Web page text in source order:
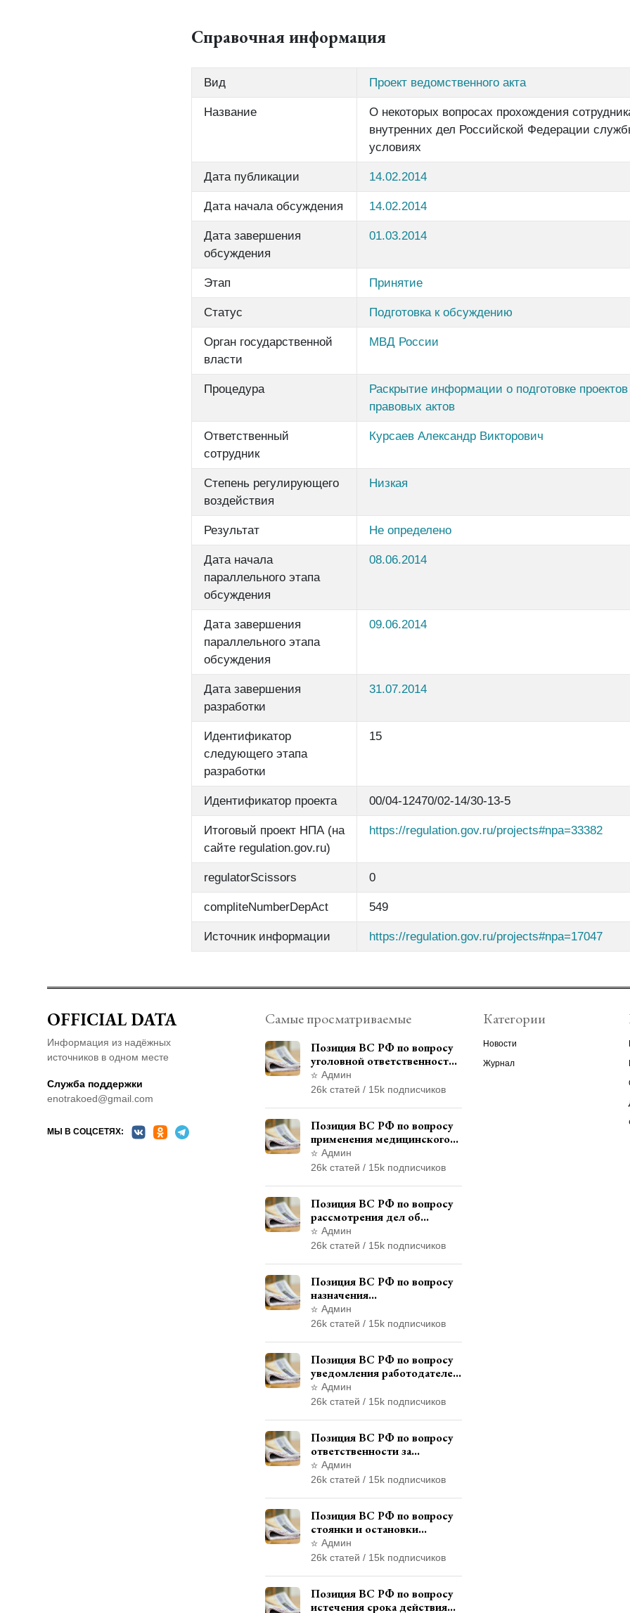
Справочная информация
Вид Проект ведомственного акта
Название
О некоторых вопросах прохождения
внутренних дел Российской Федерации
условиях
Дата публикации 14.02.2014
Дата начала обсуждения 14.02.2014
Дата завершения
обсуждения
01.03.2014
Этап Принятие
Статус Подготовка к обсуждению
Орган государственной
власти
МВД России
Процедура
Раскрытие информации о подготовке
правовых актов
Ответственный
сотрудник
Курсаев Александр Викторович
Степень регулирующего
воздействия
Низкая
Результат Не определено
Дата начала
параллельного этапа
обсуждения
08.06.2014
Дата завершения
параллельного этапа
обсуждения
09.06.2014
Дата завершения
разработки
31.07.2014
Идентификатор
следующего этапа
разработки
15
Идентификатор проекта 00/04-12470/02-14/30-13-5
Итоговый проект НПА (на
сайте regulation.gov.ru)
https://regulation.gov.ru/projects#npa=33382
regulatorScissors 0
compliteNumberDepAct 549
Источник информации https://regulation.gov.ru/projects#npa=17047
OFFICIAL DATA
Информация из надёжных
источников в одном месте
Служба поддержки
enotrakoed@gmail.com
МЫ В СОЦСЕТЯХ:
Самые просматриваемые
Позиция ВС РФ по вопросу
уголовной ответственности
за участие в
террористической
Админ
26k статей / 15k подписчиков
Позиция ВС РФ по вопросу
применения медицинского
освидетельствования
военнослужащих при
Админ
26k статей / 15k подписчиков
Позиция ВС РФ по вопросу
рассмотрения дел об
административных
правонарушениях по месту
ответственности
Админ
26k статей / 15k подписчиков
Позиция ВС РФ по вопросу
назначения
административного
наказания в виде лишения
Админ
26k статей / 15k подписчиков
Позиция ВС РФ по вопросу
уведомления работодателем
о заключении трудового
договора с бывшим
Админ
26k статей / 15k подписчиков
Позиция ВС РФ по вопросу
ответственности за
непредоставление
документов при проведении
Админ
26k статей / 15k подписчиков
Позиция ВС РФ по вопросу
стоянки и остановки
транспортного средства на
тротуаре и квалификации
Админ
26k статей / 15k подписчиков
Позиция ВС РФ по вопросу
истечения срока действия
Категории
Новости
Журнал